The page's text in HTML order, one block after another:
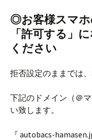
◎お客様スマホ
「許可する」
ください
拒否設定のままでは
下記のドメイン（＠
い致します。
『 autobacs-